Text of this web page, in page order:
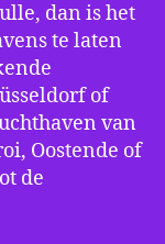
dan is het
te laten
of
van
Oostende of
de